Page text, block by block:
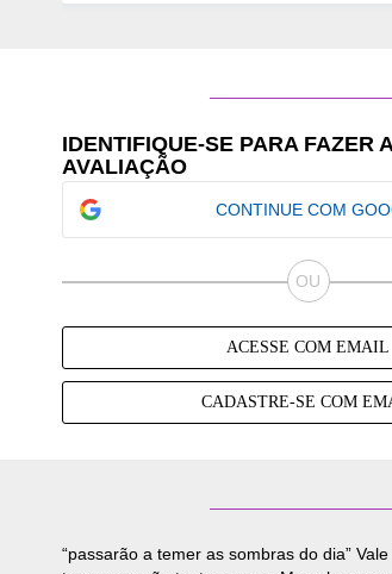
IDENTIFIQUE-SE PARA FAZER
AVALIAÇÃO
CONTINUE COM
ACESSE COM EMAIL
CADASTRE-SE COM
“passarão a temer as sombras do dia”